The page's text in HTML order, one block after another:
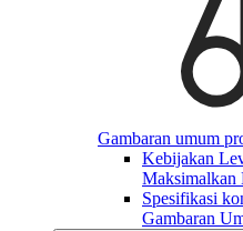
Gambaran umum
Kebijakan
Maksimalkan
Spesifikasi
Gambaran